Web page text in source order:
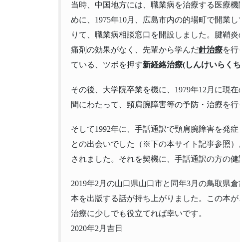
当時、中国地方には、職業病を治療する医療
めに、1975年10月、広島市内の的場町で開業
りて、職業病相談窓口を開設しました。腱鞘
痛剤の効果がなく、先輩から学んだ針治療を
ている、ツボを押す新経絡治療(しんけいらく
その後、大学院卒業を機に、1979年12月に現
間にわたって、頸肩腕障害等の予防・治療を行
そして1992年に、手話通訳で頸肩腕障害を発
との出会いでした（※下の本サイト記事参照
されました。それを契機に、手話通訳の方の
2019年2月の山口県山口市と同年3月の鳥取県
本を出版する話が持ち上がりました。この本
治療に少しでも役立てれば幸いです。
2020年2月吉日